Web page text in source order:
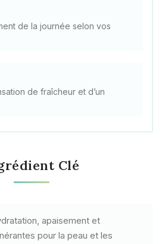
de la journée selon vos
de fraîcheur et d’un
Clé
apaisement et
pour la peau et les